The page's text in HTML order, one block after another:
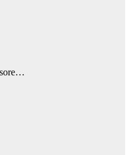
sore…